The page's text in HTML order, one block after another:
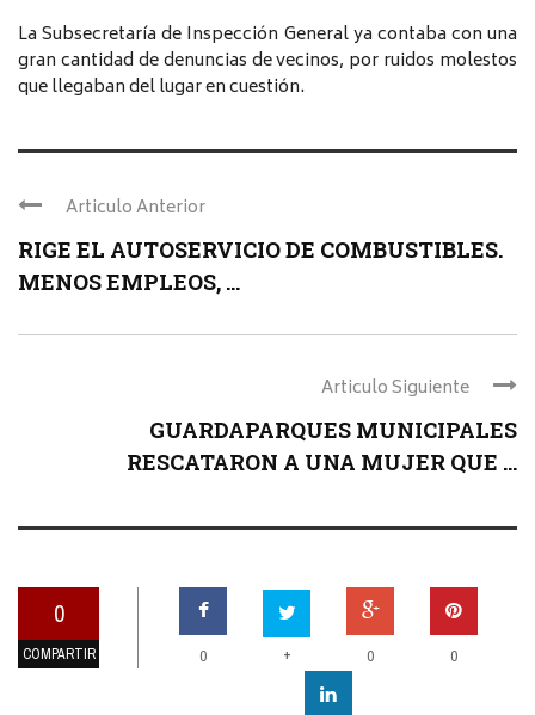
La Subsecretaría de Inspección General ya contaba con una
gran cantidad de denuncias de vecinos, por ruidos molestos
que llegaban del lugar en cuestión.
Articulo Anterior
RIGE EL AUTOSERVICIO DE COMBUSTIBLES.
MENOS EMPLEOS, ...
Articulo Siguiente
GUARDAPARQUES MUNICIPALES
RESCATARON A UNA MUJER QUE ...
0
COMPARTIR 0 + 0 0